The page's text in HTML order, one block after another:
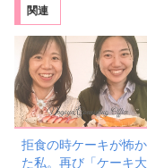
関連
拒食の時ケーキが怖
た私。再び「ケーキ